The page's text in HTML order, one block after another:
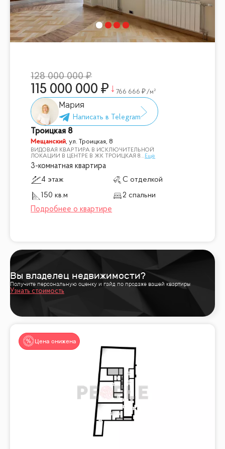
128 000 000
115 000 000 766 666 /м²
Мария
Троицкая 8
Мещанский,ул. Троицкая, 8
ВИДОВАЯ КВАРТИРА В ИСКЛЮЧИТЕЛЬНОЙ
ЛОКАЦИИ В ЦЕНТРЕ В ЖК ТРОИЦКАЯ 8... Ещё
3-комнатная квартира
4 этаж
С отделкой
150 кв.м
2 спальни
Вы владелец недвижимости?
Получите персональную оценку и гайд по продаже вашей квартиры
Узнать стоимость
Цена снижена